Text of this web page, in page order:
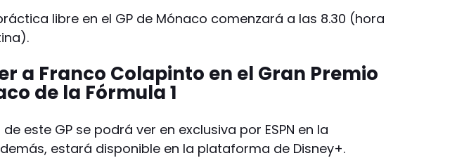
libre en el GP de Mónaco comenzará a las 8.30 (hora
a Franco Colapinto en el Gran Premio
de la Fórmula 1
este GP se podrá ver en exclusiva por ESPN en la
estará disponible en la plataforma de Disney+.